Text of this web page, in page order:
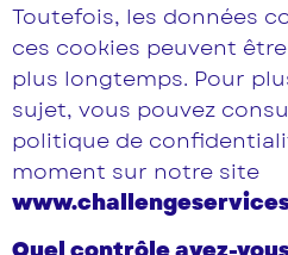
Toutefois, les données
ces cookies peuvent
plus longtemps. Pour
sujet, vous pouvez
politique de
moment sur notre site